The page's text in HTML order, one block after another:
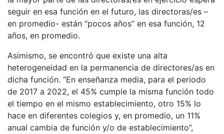
seguir en esa función en el futuro, las directoras/es –
en promedio- están “pocos años” en esa función, 12
años, en promedio.
Asimismo, se encontró que existe una alta
heterogeneidad en la permanencia de directores/as en
dicha función. “En enseñanza media, para el periodo
de 2017 a 2022, el 45% cumple la misma función todo
el tiempo en el mismo establecimiento, otro 15% lo
hace en diferentes colegios y, en promedio, un 11%
anual cambia de función y/o de establecimiento”,